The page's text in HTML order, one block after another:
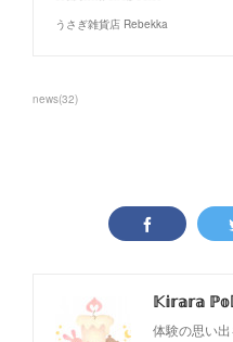
うさぎ雑貨店 Rebekka
news(32)
𝕂𝕚𝕣𝕒𝕣𝕒
体験の思い